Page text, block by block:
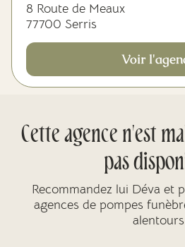
8 Route de Meaux
77700 Serris
Voir
Cette agence n'est
pas
Recommandez lui Déva et
agences de pompes
alentours